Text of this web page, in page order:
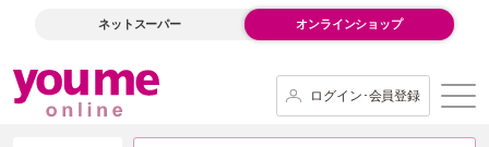
ネットスーパー オンラインショップ
ログイン･会員登録